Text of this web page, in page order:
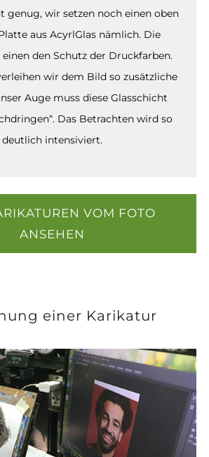
genug, wir setzen noch einen oben
aus AcyrlGlas nämlich. Die
den Schutz der Druckfarben.
wir dem Bild so zusätzliche
Auge muss diese Glasschicht
Das Betrachten wird so
deutlich intensiviert.
VOM FOTO
ANSEHEN
einer Karikatur